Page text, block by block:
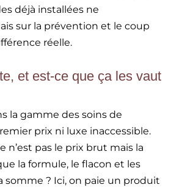
déjà installées ne
sur la prévention et le coup
réelle.
et est-ce que ça les vaut
la gamme des soins de
prix ni luxe inaccessible.
n’est pas le prix brut mais la
la formule, le flacon et les
somme ? Ici, on paie un produit